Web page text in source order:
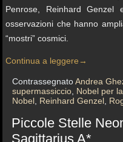
Penrose, Reinhard
osservazioni che hanno
“mostri” cosmici.
Continua a leggere →
Contrassegnato Andrea
supermassiccio Nobel per
Nobel Reinhard Genzel
Piccole Stelle
Sagittarius A*